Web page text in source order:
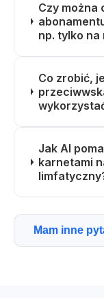
Czy można
np. tylko na
Co zrobić,
Jak AI
karnetami
Mam inne